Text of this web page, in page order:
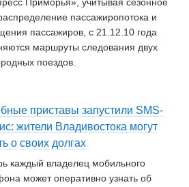
пассажиропотока и
пассажиров, с 21.12.10 года
маршруты следования двух
поездов.
приставы запустили SMS-
жители Владивостока могут
о своих долгах
каждый владелец мобильного
может оперативно узнать об